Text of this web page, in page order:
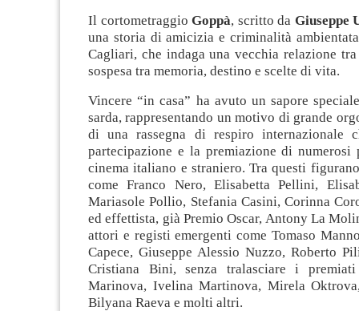
Il cortometraggio Goppà, scritto da Giuseppe
una storia di amicizia e criminalità
Cagliari, che indaga una vecchia relazione
sospesa tra memoria, destino e scelte di vita.
Vincere “in casa” ha avuto un sapore
sarda, rappresentando un motivo di grande
di una rassegna di respiro internazionale
partecipazione e la premiazione di numerosi
cinema italiano e straniero. Tra questi
come Franco Nero, Elisabetta Pellini,
Mariasole Pollio, Stefania Casini, Corinna
ed effettista, già Premio Oscar, Antony La
attori e registi emergenti come Tomaso
Capece, Giuseppe Alessio Nuzzo, Roberto
Cristiana Bini, senza tralasciare i
Marinova, Ivelina Martinova, Mirela
Bilyana Raeva e molti altri.